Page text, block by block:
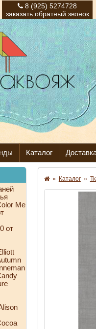
8 (925) 5274728
заказать обратный звонок
Каталог
Me
от
» Каталог »